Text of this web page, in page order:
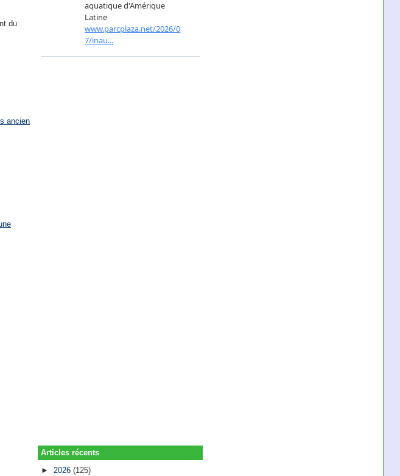
du
ancien
Articles récents
► 2026(125)